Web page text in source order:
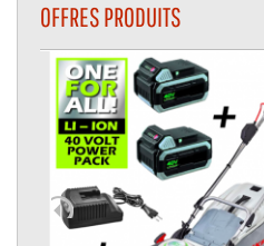
OFFRES PRODUITS